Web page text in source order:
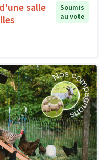
salle
Soumis
au vote